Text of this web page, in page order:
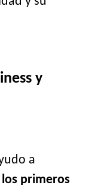
y
a
primeros